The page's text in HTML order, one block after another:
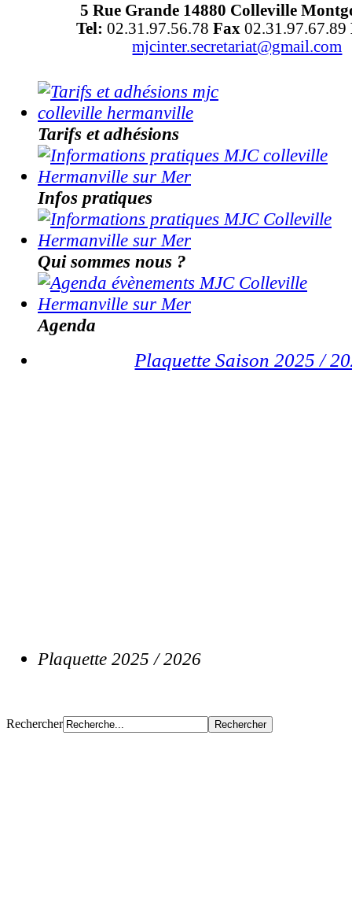
5 Rue Grande 14880 Colleville
Tel: 02.31.97.56.78 Fax 02.31.97.67.89
mjcinter.secretariat@gmail.com
Tarifs et adhésions
Infos pratiques
Qui sommes nous ?
Agenda
Plaquette Saison 2025 /
Plaquette 2025 / 2026
Rechercher